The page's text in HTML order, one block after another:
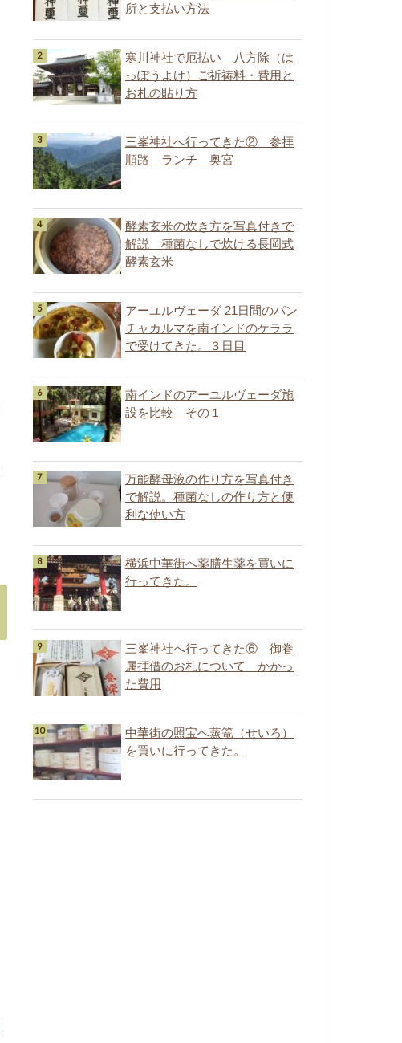
所と支払い方法
寒川神社で厄払い 八方除（は
っぽうよけ）ご祈祷料・費用と
お札の貼り方
三峯神社へ行ってきた② 参拝
順路 ランチ 奥宮
酵素玄米の炊き方を写真付きで
解説 種菌なしで炊ける長岡式
酵素玄米
アーユルヴェーダ 21日間のパン
チャカルマを南インドのケララ
で受けてきた。３日目
南インドのアーユルヴェーダ施
設を比較 その１
万能酵母液の作り方を写真付き
で解説。種菌なしの作り方と便
利な使い方
横浜中華街へ薬膳生薬を買いに
行ってきた。
三峯神社へ行ってきた⑥ 御眷
属拝借のお札について かかっ
た費用
中華街の照宝へ蒸篭（せいろ）
を買いに行ってきた。